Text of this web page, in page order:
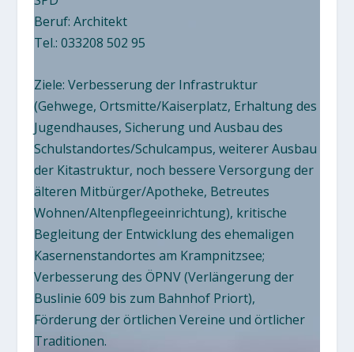
Beruf: Architekt
Tel.: 033208 502 95
Ziele: Verbesserung der Infrastruktur
(Gehwege, Ortsmitte/Kaiserplatz, Erhaltung des
Jugendhauses, Sicherung und Ausbau des
Schulstandortes/Schulcampus, weiterer Ausbau
der Kitastruktur, noch bessere Versorgung der
älteren Mitbürger/Apotheke, Betreutes
Wohnen/Altenpflegeeinrichtung), kritische
Begleitung der Entwicklung des ehemaligen
Kasernenstandortes am Krampnitzsee;
Verbesserung des ÖPNV (Verlängerung der
Buslinie 609 bis zum Bahnhof Priort),
Förderung der örtlichen Vereine und örtlicher
Traditionen.